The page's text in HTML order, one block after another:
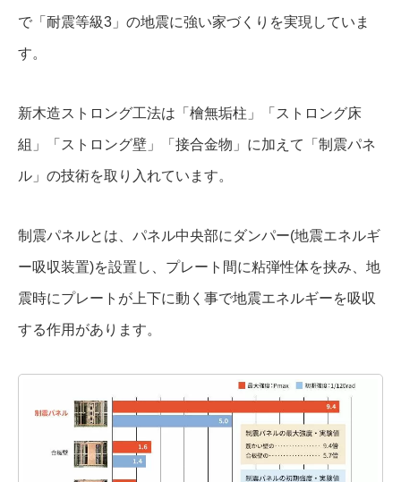
で「耐震等級3」の地震に強い家づくりを実現していま
す。
新木造ストロング工法は「檜無垢柱」「ストロング床
組」「ストロング壁」「接合金物」に加えて「制震パネ
ル」の技術を取り入れています。
制震パネルとは、パネル中央部にダンパー(地震エネルギ
ー吸収装置)を設置し、プレート間に粘弾性体を挟み、地
震時にプレートが上下に動く事で地震エネルギーを吸収
する作用があります。